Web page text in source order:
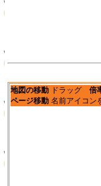
地図の移動 ドラッグ 倍
ページ移動 名前アイコン